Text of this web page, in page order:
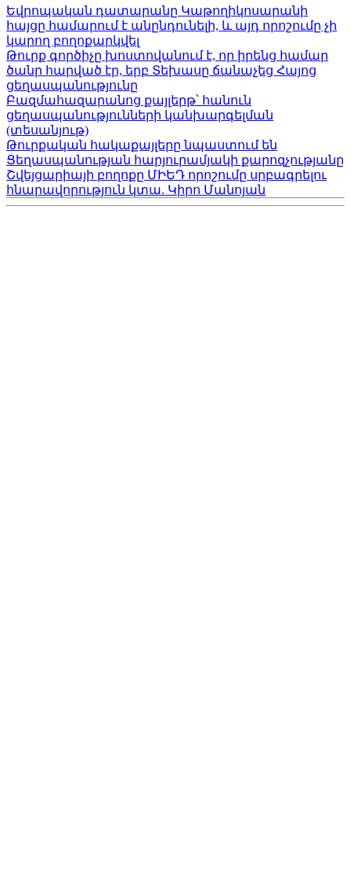
Եվրոպական դատարանը Կաթողիկոսարանի
հայցը համարում է անընդունելի, և այդ որոշումը չի
կարող բողոքարկվել
Թուրք գործիչը խոստովանում է, որ իրենց համար
ծանր հարված էր, երբ Տեխասը ճանաչեց Հայոց
ցեղասպանությունը
Բազմահազարանոց քայլերթ՝ հանուն
ցեղասպանությունների կանխարգելման
(տեսանյութ)
Թուրքական հակաքայլերը նպաստում են
Ցեղասպանության հարյուրամյակի քարոզչությանը
Շվեյցարիայի բողոքը ՄԻԵԴ որոշումը սրբագրելու
հնարավորություն կտա. Կիրո Մանոյան